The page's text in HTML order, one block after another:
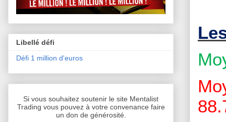
Libellé défi
Défi 1 million d'euros
Si vous souhaitez soutenir le site Mentalist
Trading vous pouvez à votre convenance faire
un don de générosité.